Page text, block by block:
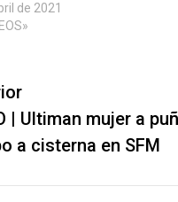
de 2021
| Ultiman mujer a
a cisterna en SFM